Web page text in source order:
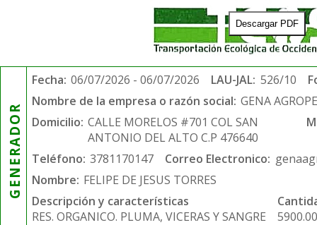
Descargar PDF
GENERADOR
Fecha: 06/07/2026 - 06/07/2026 LAU-JAL: 526/10
Nombre de la empresa o razón social: GENA
Domicilio: CALLE MORELOS #701 COL SAN
ANTONIO DEL ALTO C.P 476640
Teléfono: 3781170147 Correo Electronico:
Nombre: FELIPE DE JESUS TORRES
Descripción y características
RES. ORGANICO. PLUMA, VICERAS Y SANGRE
5900.00